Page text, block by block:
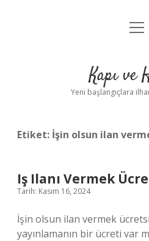
Yasal
Kapı ve
Yeni başlangıçlara
Etiket: İşin olsun ilan
Iş Ilanı Vermek
Tarih: Kasım 16, 2024
İşin olsun ilan vermek
yayınlamanın bir ücreti var